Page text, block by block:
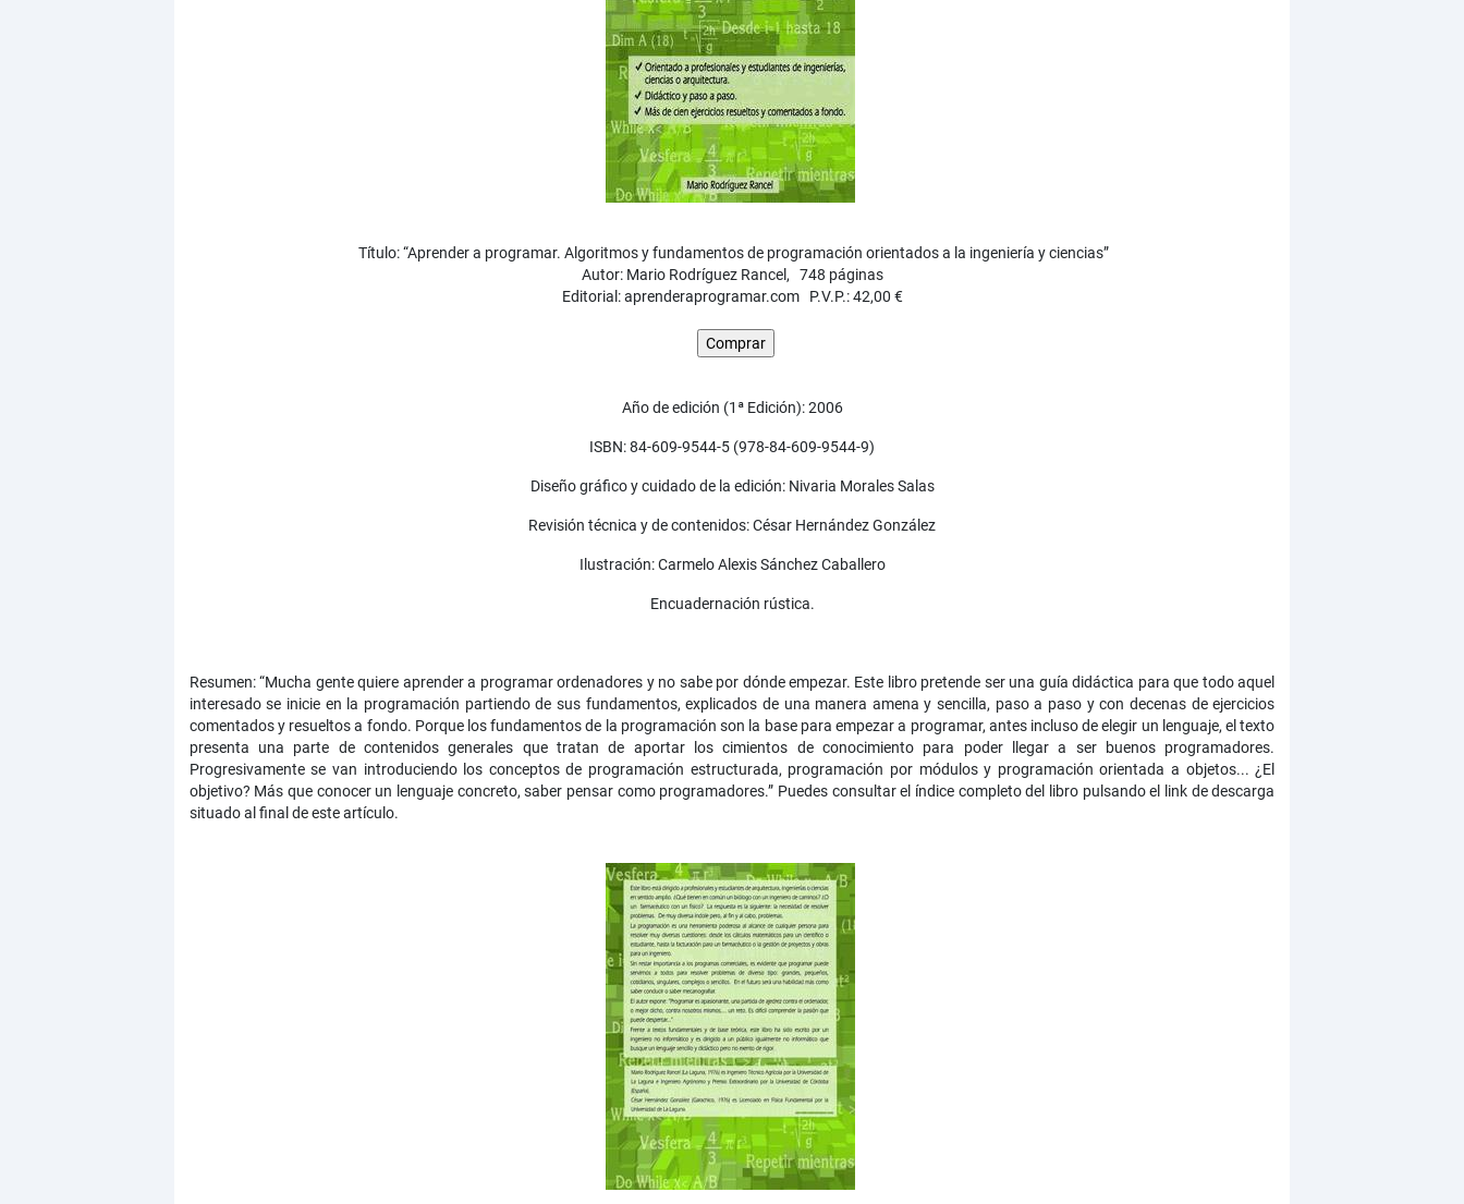
Título: “Aprender a programar. Algoritmos y fundamentos de programación orientados a la ingeniería y ciencias”
Autor: Mario Rodríguez Rancel, 748 páginas
Editorial: aprenderaprogramar.com P.V.P.: 42,00 €
Año de edición (1ª Edición): 2006
ISBN: 84-609-9544-5 (978-84-609-9544-9)
Diseño gráfico y cuidado de la edición: Nivaria Morales Salas
Revisión técnica y de contenidos: César Hernández González
Ilustración: Carmelo Alexis Sánchez Caballero
Encuadernación rústica.
Resumen: “Mucha gente quiere aprender a programar ordenadores y no sabe por dónde empezar. Este libro pretende ser una guía didáctica para que todo aquel
interesado se inicie en la programación partiendo de sus fundamentos, explicados de una manera amena y sencilla, paso a paso y con decenas de ejercicios
comentados y resueltos a fondo. Porque los fundamentos de la programación son la base para empezar a programar, antes incluso de elegir un lenguaje, el texto
presenta una parte de contenidos generales que tratan de aportar los cimientos de conocimiento para poder llegar a ser buenos programadores.
Progresivamente se van introduciendo los conceptos de programación estructurada, programación por módulos y programación orientada a objetos... ¿El
objetivo? Más que conocer un lenguaje concreto, saber pensar como programadores.” Puedes consultar el índice completo del libro pulsando el link de descarga
situado al final de este artículo.